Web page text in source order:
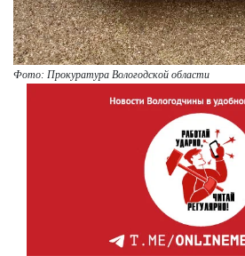
Фото: Прокуратура Вологодской области